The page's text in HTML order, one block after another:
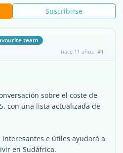
Suscribirse
team
hace 11 años #1
sobre el coste de
con una lista actualizada de
e útiles ayudará a
en Sudáfrica.